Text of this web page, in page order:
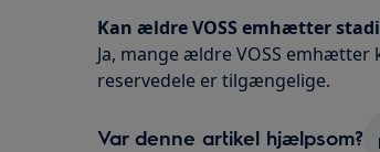
Kan ældre VOSS emhætter
Ja, mange ældre VOSS
reservedele er tilgængelige.
Var denne artikel hjælpsom?